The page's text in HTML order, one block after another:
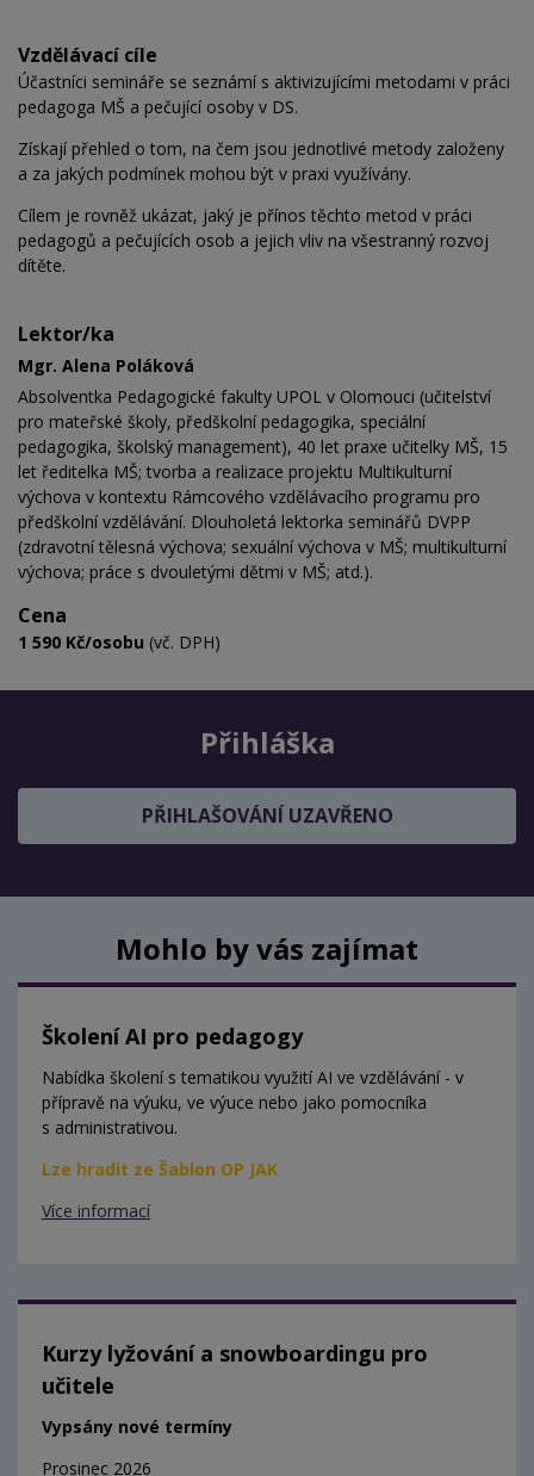
Vzdělávací cíle
Účastníci semináře se seznámí s aktivizujícími metodami v práci
pedagoga MŠ a pečující osoby v DS.
Získají přehled o tom, na čem jsou jednotlivé metody založeny
a za jakých podmínek mohou být v praxi využívány.
Cílem je rovněž ukázat, jaký je přínos těchto metod v práci
pedagogů a pečujících osob a jejich vliv na všestranný rozvoj
dítěte.
Lektor/ka
Mgr. Alena Poláková
Absolventka Pedagogické fakulty UPOL v Olomouci (učitelství
pro mateřské školy, předškolní pedagogika, speciální
pedagogika, školský management), 40 let praxe učitelky MŠ, 15
let ředitelka MŠ; tvorba a realizace projektu Multikulturní
výchova v kontextu Rámcového vzdělávacího programu pro
předškolní vzdělávání. Dlouholetá lektorka seminářů DVPP
(zdravotní tělesná výchova; sexuální výchova v MŠ; multikulturní
výchova; práce s dvouletými dětmi v MŠ; atd.).
Cena
1 590 Kč/osobu (vč. DPH)
Přihláška
PŘIHLAŠOVÁNÍ UZAVŘENO
Mohlo by vás zajímat
Školení AI pro pedagogy
Nabídka školení s tematikou využití AI ve vzdělávání - v
přípravě na výuku, ve výuce nebo jako pomocníka
s administrativou.
Lze hradit ze Šablon OP JAK
Více informací
Kurzy lyžování a snowboardingu pro
učitele
Vypsány nové termíny
Prosinec 2026